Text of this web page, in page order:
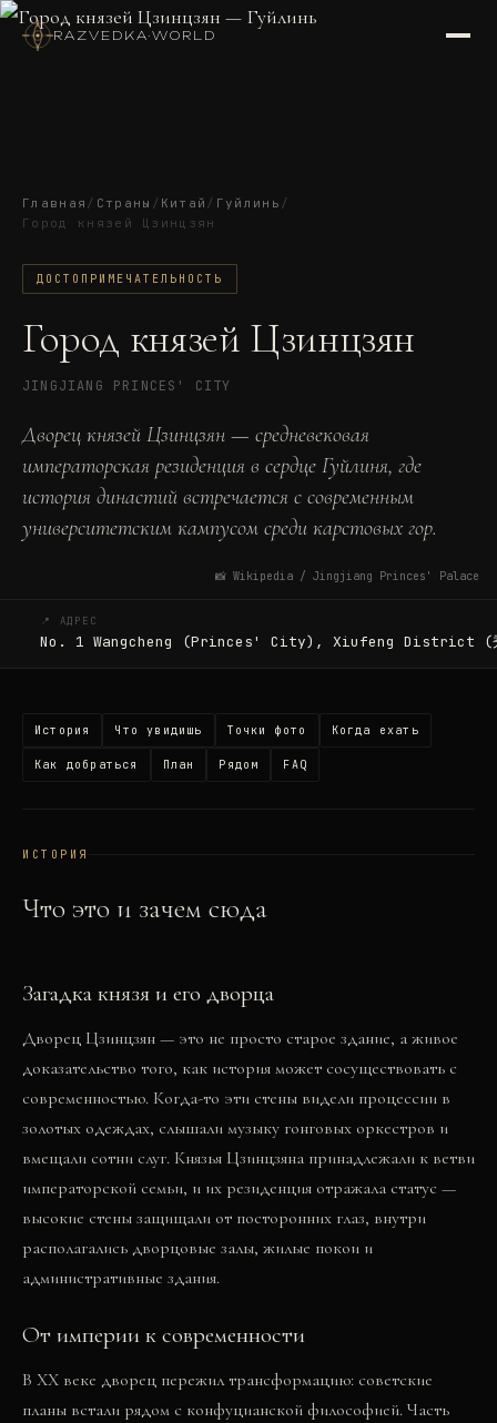
RAZVEDKA·WORLD
Главная / Страны / Китай / Гуйлинь /
Город князей Цзинцзян
ДОСТОПРИМЕЧАТЕЛЬНОСТЬ
Город князей Цзинцзян
JINGJIANG PRINCES' CITY
Дворец князей Цзинцзян — средневековая
императорская резиденция в сердце Гуйлиня, где
история династий встречается с современным
университетским кампусом среди карстовых гор.
📸 Wikipedia / Jingjiang Princes' Palace
📍 АДРЕС
No. 1 Wangcheng (Princes' City), Xiufeng District (秀
История Что увидишь Точки фото Когда ехать
Как добраться План Рядом FAQ
ИСТОРИЯ
Что это и зачем сюда
Загадка князя и его дворца
Дворец Цзинцзян — это не просто старое здание, а живое
доказательство того, как история может сосуществовать с
современностью. Когда-то эти стены видели процессии в
золотых одеждах, слышали музыку гонговых оркестров и
вмещали сотни слуг. Князья Цзинцзяна принадлежали к ветви
императорской семьи, и их резиденция отражала статус —
высокие стены защищали от посторонних глаз, внутри
располагались дворцовые залы, жилые покои и
административные здания.
От империи к современности
В XX веке дворец пережил трансформацию: советские
планы встали рядом с конфуцианской философией. Часть